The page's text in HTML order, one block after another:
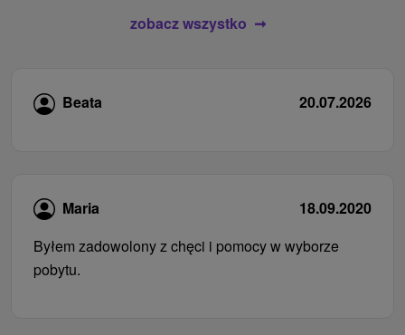
zobacz wszystko
Beata 20.07.2026
Maria
18.09.2020
Byłem zadowolony z chęci i pomocy w wyborze
pobytu.